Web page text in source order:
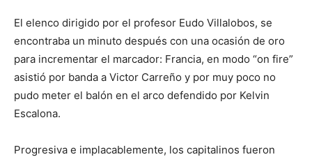
El elenco dirigido por el profesor Eudo Villalobos, se
encontraba un minuto después con una ocasión de oro
para incrementar el marcador: Francia, en modo “on fire”
asistió por banda a Victor Carreño y por muy poco no
pudo meter el balón en el arco defendido por Kelvin
Escalona.
Progresiva e implacablemente, los capitalinos fueron